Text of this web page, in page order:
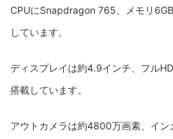
CPUにSnapdragon 765、メモリ
しています。
ディスプレイは約4.9インチ、フル
搭載しています。
アウトカメラは約4800万画素、イ